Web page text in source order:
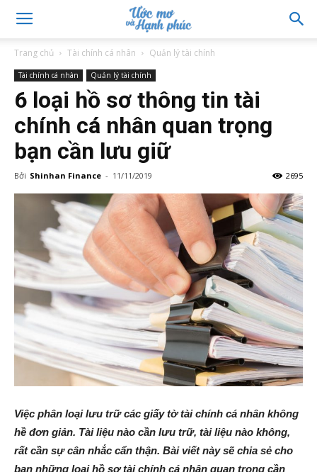
Trang chủ Tài chính cá nhân Quản lý tài chính
Tài chính cá nhân Quản lý tài chính
6 loại hồ sơ thông tin tài
chính cá nhân quan trọng
bạn cần lưu giữ
Bởi Shinhan Finance - 11/11/2019 2695
Việc phân loại lưu trữ các giấy tờ tài chính cá nhân không
hề đơn giản. Tài liệu nào cần lưu trữ, tài liệu nào không,
rất cần sự cân nhắc cẩn thận. Bài viết này sẽ chia sẻ cho
bạn những loại hồ sơ tài chính cá nhân quan trọng cần